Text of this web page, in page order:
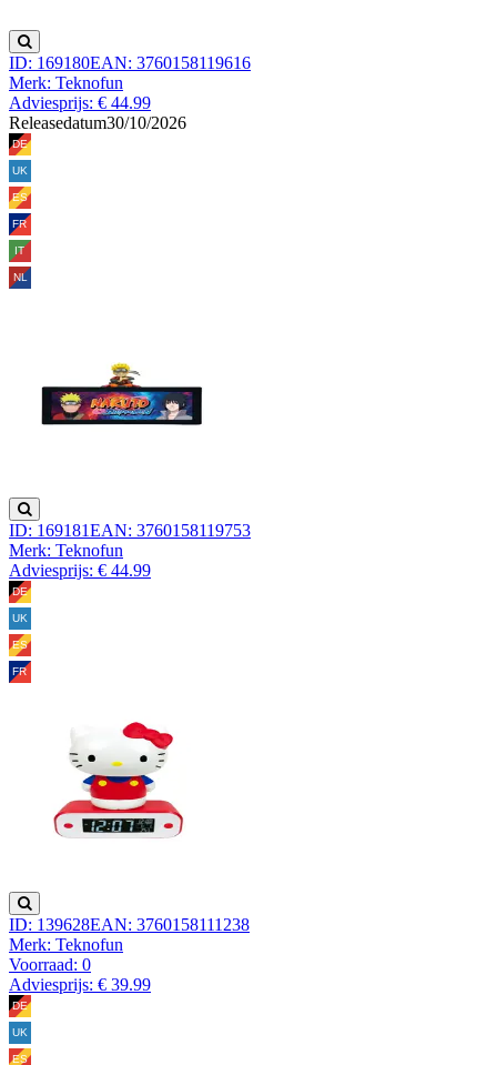
ID: 169180EAN: 3760158119616
Merk: Teknofun
Adviesprijs: € 44.99
Releasedatum30/10/2026
ID: 169181EAN: 3760158119753
Merk: Teknofun
Adviesprijs: € 44.99
ID: 139628EAN: 3760158111238
Merk: Teknofun
Voorraad: 0
Adviesprijs: € 39.99